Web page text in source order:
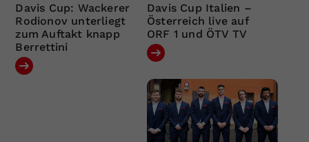
Davis Cup: Wackerer
Rodionov unterliegt
zum Auftakt knapp
Berrettini
Davis Cup Italien –
Österreich live auf
ORF 1 und ÖTV TV